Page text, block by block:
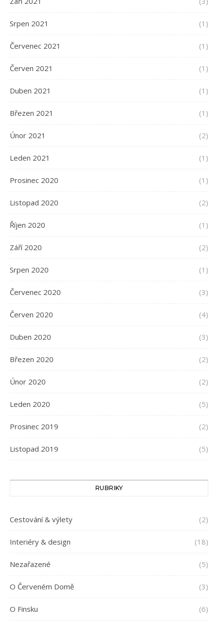
Srpen 2021 (1)
Červenec 2021 (1)
Červen 2021 (1)
Duben 2021 (1)
Březen 2021 (1)
Únor 2021 (2)
Leden 2021 (1)
Prosinec 2020 (1)
Listopad 2020 (2)
Říjen 2020 (1)
Září 2020 (2)
Srpen 2020 (1)
Červenec 2020 (3)
Červen 2020 (4)
Duben 2020 (3)
Březen 2020 (2)
Únor 2020 (2)
Leden 2020 (5)
Prosinec 2019 (2)
Listopad 2019 (5)
RUBRIKY
Cestování & výlety (2)
Interiéry & design (18)
Nezařazené (5)
O Červeném Domě (3)
O Finsku (6)